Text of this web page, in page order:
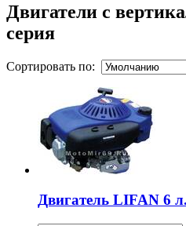
Двигатели с
серия
Сортировать по:
Двигатель LIFAN 6